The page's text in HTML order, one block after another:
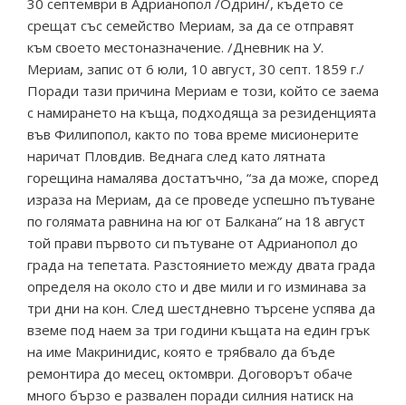
30 септември в Адрианопол /Одрин/, където се
срещат със семейство Мериам, за да се отправят
към своето местоназначение. /Дневник на У.
Мериам, запис от 6 юли, 10 август, 30 септ. 1859 г./
Поради тази причина Мериам е този, който се заема
с намирането на къща, подходяща за резиденцията
във Филипопол, както по това време мисионерите
наричат Пловдив. Веднага след като лятната
горещина намалява достатъчно, “за да може, според
израза на Мериам, да се проведе успешно пътуване
по голямата равнина на юг от Балкана” на 18 август
той прави първото си пътуване от Адрианопол до
града на тепетата. Разстоянието между двата града
определя на около сто и две мили и го изминава за
три дни на кон. След шестдневно търсене успява да
вземе под наем за три години къщата на един грък
на име Макринидис, която е трябвало да бъде
ремонтира до месец октомври. Договорът обаче
много бързо е развален поради силния натиск на